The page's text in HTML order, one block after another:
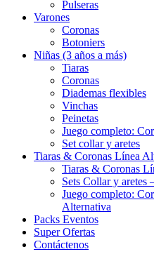
Pulseras
Varones
Coronas
Botoniers
Niñas (3 años a más)
Tiaras
Coronas
Diademas flexibles
Vinchas
Peinetas
Juego completo:
Set collar y aretes
Tiaras & Coronas Línea
Tiaras & Coronas
Sets Collar y aretes
Juego completo:
Alternativa
Packs Eventos
Super Ofertas
Contáctenos